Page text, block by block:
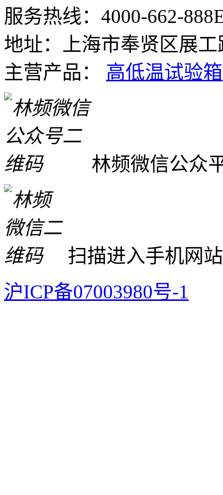
服务热线：4000-662-888
地址：上海市奉贤区展工
主营产品： 高低温试验箱
林频微信公众
扫描进入手机网
沪ICP备07003980号-1